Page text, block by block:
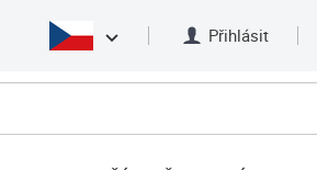
Přihlásit